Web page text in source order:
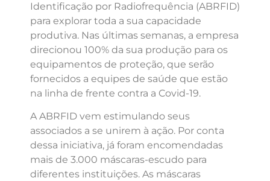
Identificação por Radiofrequência (ABRFID)
para explorar toda a sua capacidade
produtiva. Nas últimas semanas, a empresa
direcionou 100% da sua produção para os
equipamentos de proteção, que serão
fornecidos a equipes de saúde que estão
na linha de frente contra a Covid-19.
A ABRFID vem estimulando seus
associados a se unirem à ação. Por conta
dessa iniciativa, já foram encomendadas
mais de 3.000 máscaras-escudo para
diferentes instituições. As máscaras